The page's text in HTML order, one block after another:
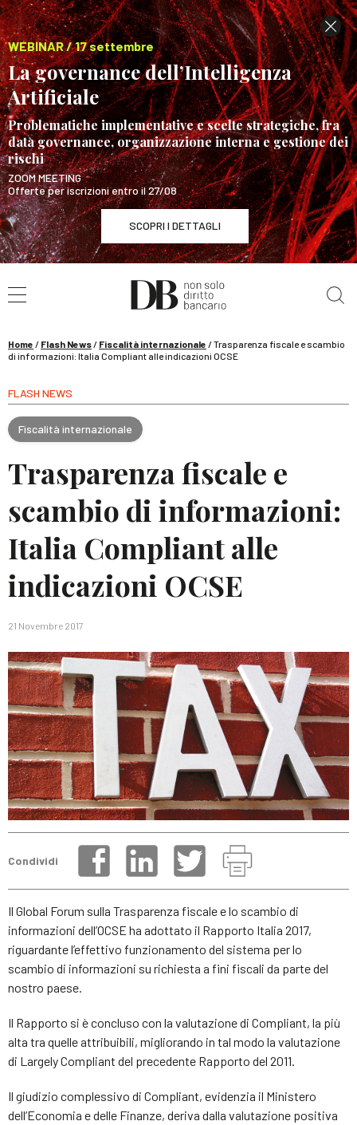
WEBINAR / 17 settembre
La governance dell’Intelligenza
Artificiale
Problematiche implementative e scelte strategiche, fra
data governance, organizzazione interna e gestione dei
rischi
ZOOM MEETING
Offerte per iscrizioni entro il 27/08
SCOPRI I DETTAGLI
WEBINAR / 17 settembre
La governance dell’Intelligenza Artificiale
Home / Flash News/ Fiscalità internazionale /Trasparenza fiscale e scambio
di informazioni: Italia Compliant alle indicazioni OCSE
FLASH NEWS
Fiscalità internazionale
Trasparenza fiscale e
scambio di informazioni:
Italia Compliant alle
indicazioni OCSE
21 Novembre 2017
Condividi
Il Global Forum sulla Trasparenza fiscale e lo scambio di
informazioni dell’OCSE ha adottato il Rapporto Italia 2017,
riguardante l’effettivo funzionamento del sistema per lo
scambio di informazioni su richiesta a fini fiscali da parte del
nostro paese.
Il Rapporto si è concluso con la valutazione di Compliant, la più
alta tra quelle attribuibili, migliorando in tal modo la valutazione
di Largely Compliant del precedente Rapporto del 2011.
Il giudizio complessivo di Compliant, evidenzia il Ministero
dell’Economia e delle Finanze, deriva dalla valutazione positiva